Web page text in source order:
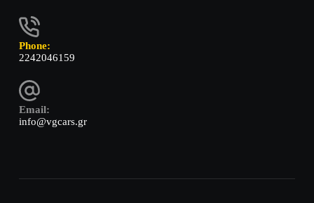
Phone:
2242046159
Email:
info@vgcars.gr